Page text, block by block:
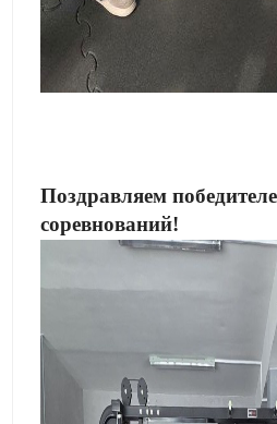
Поздравляем
соревнований!